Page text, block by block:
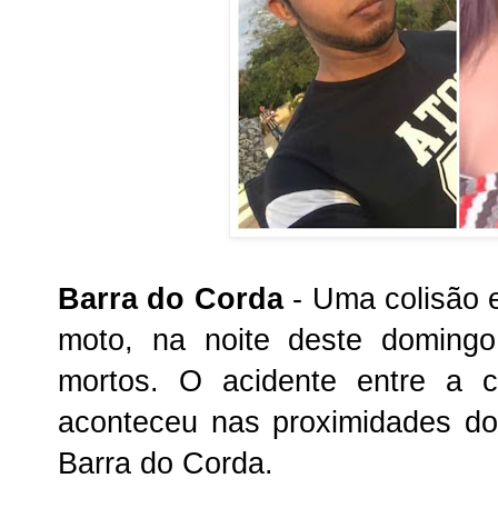
Barra do Corda- Uma colisão
moto, na noite deste
mortos. O acidente entre a
aconteceu nas proximidades
Barra do Corda.